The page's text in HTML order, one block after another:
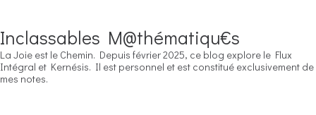
Inclassables M@thématiqu€s
La Joie est le Chemin. Depuis février 2025, ce blog explore le Flux
Intégral et Kernésis. Il est personnel et est constitué exclusivement de
mes notes.